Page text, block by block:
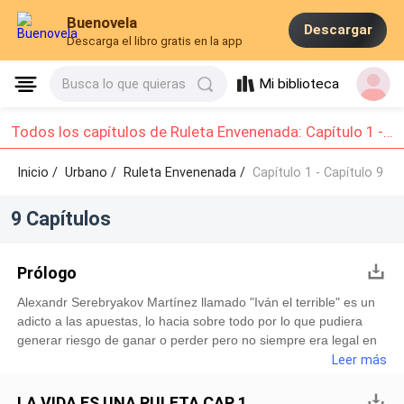
Buenovela
Descarga el libro gratis en la app
Descargar
Busca lo que quieras Mi biblioteca
Todos los capítulos de Ruleta Envenenada: Capítulo 1 - Capítulo 9
Inicio / Urbano/Ruleta Envenenada / Capítulo 1 - Capítulo 9
9 Capítulos
Prólogo
Alexandr Serebryakov Martínez llamado "Iván el terrible" es un
adicto a las apuestas, lo hacia sobre todo por lo que pudiera
generar riesgo de ganar o perder pero no siempre era legal en
vida, en esa situación terminó entregándose a si mismo para
Leer más